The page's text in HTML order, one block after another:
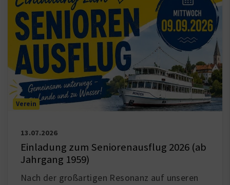
Verein
13.07.2026
Einladung zum Seniorenausflug 2026 (ab
Jahrgang 1959)
Nach der großartigen Resonanz auf unseren